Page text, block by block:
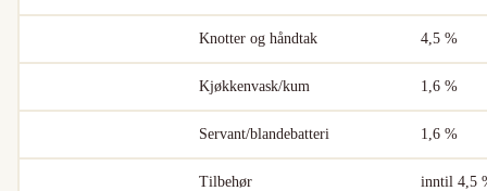
Knotter og håndtak 4,5 %
Kjøkkenvask/kum 1,6 %
Servant/blandebatteri 1,6 %
Tilbehør inntil 4,5